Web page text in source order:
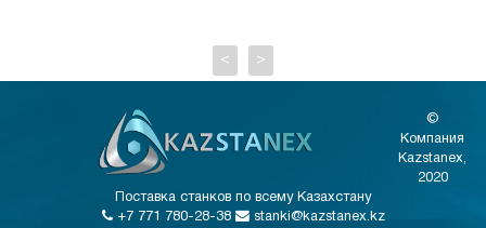
< >
©
Компания
Kazstanex,
2020
Поставка станков по всему Казахстану
+7 771 780-28-38
stanki@kazstanex.kz